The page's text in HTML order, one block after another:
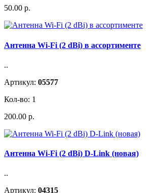
50.00 р.
Антенна Wi-Fi (2 dBi) в ассортименте
..
Артикул: 05577
Кол-во: 1
200.00 р.
Антенна Wi-Fi (2 dBi) D-Link (новая)
..
Артикул: 04315